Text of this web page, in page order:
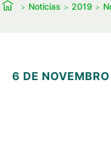
Notícias 2019
6 DE